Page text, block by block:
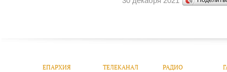
ЕПАРХИЯ
ТЕЛЕКАНАЛ
РАДИО